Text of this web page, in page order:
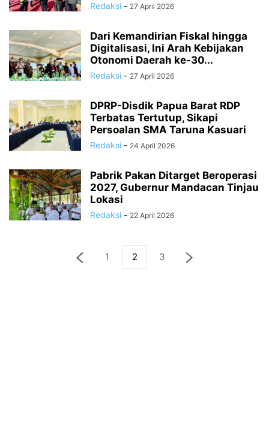
Redaksi - 27 April 2026
Dari Kemandirian Fiskal hingga
Digitalisasi, Ini Arah Kebijakan
Otonomi Daerah ke-30...
Redaksi - 27 April 2026
DPRP-Disdik Papua Barat RDP
Terbatas Tertutup, Sikapi
Persoalan SMA Taruna Kasuari
Redaksi - 24 April 2026
Pabrik Pakan Ditarget Beroperasi
2027, Gubernur Mandacan Tinjau
Lokasi
Redaksi - 22 April 2026
1 2 3